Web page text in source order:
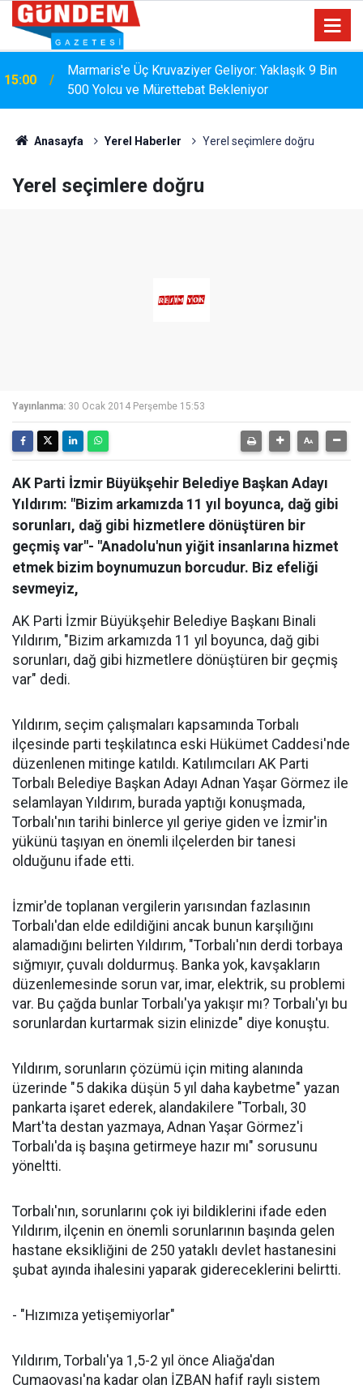
14:17
MARMARİS'TE DERELERDE TEMİZLİK
SEFERBERLİĞİ
Anasayfa Yerel Haberler Yerel seçimlere doğru
Yerel seçimlere doğru
Yayınlanma: 30 Ocak 2014 Perşembe 15:53
AK Parti İzmir Büyükşehir Belediye Başkan Adayı
Yıldırım: "Bizim arkamızda 11 yıl boyunca, dağ gibi
sorunları, dağ gibi hizmetlere dönüştüren bir
geçmiş var"- "Anadolu'nun yiğit insanlarına hizmet
etmek bizim boynumuzun borcudur. Biz efeliği
sevmeyiz,
AK Parti İzmir Büyükşehir Belediye Başkanı Binali
Yıldırım, "Bizim arkamızda 11 yıl boyunca, dağ gibi
sorunları, dağ gibi hizmetlere dönüştüren bir geçmiş
var" dedi.
Yıldırım, seçim çalışmaları kapsamında Torbalı
ilçesinde parti teşkilatınca eski Hükümet Caddesi'nde
düzenlenen mitinge katıldı. Katılımcıları AK Parti
Torbalı Belediye Başkan Adayı Adnan Yaşar Görmez ile
selamlayan Yıldırım, burada yaptığı konuşmada,
Torbalı'nın tarihi binlerce yıl geriye giden ve İzmir'in
yükünü taşıyan en önemli ilçelerden bir tanesi
olduğunu ifade etti.
İzmir'de toplanan vergilerin yarısından fazlasının
Torbalı'dan elde edildiğini ancak bunun karşılığını
alamadığını belirten Yıldırım, "Torbalı'nın derdi torbaya
sığmıyır, çuvalı doldurmuş. Banka yok, kavşakların
düzenlemesinde sorun var, imar, elektrik, su problemi
var. Bu çağda bunlar Torbalı'ya yakışır mı? Torbalı'yı bu
sorunlardan kurtarmak sizin elinizde" diye konuştu.
Yıldırım, sorunların çözümü için miting alanında
üzerinde "5 dakika düşün 5 yıl daha kaybetme" yazan
pankarta işaret ederek, alandakilere "Torbalı, 30
Mart'ta destan yazmaya, Adnan Yaşar Görmez'i
Torbalı'da iş başına getirmeye hazır mı" sorusunu
yöneltti.
Torbalı'nın, sorunlarını çok iyi bildiklerini ifade eden
Yıldırım, ilçenin en önemli sorunlarının başında gelen
hastane eksikliğini de 250 yataklı devlet hastanesini
şubat ayında ihalesini yaparak gidereceklerini belirtti.
- "Hızımıza yetişemiyorlar"
Yıldırım, Torbalı'ya 1,5-2 yıl önce Aliağa'dan
Cumaovası'na kadar olan İZBAN hafif raylı sistem